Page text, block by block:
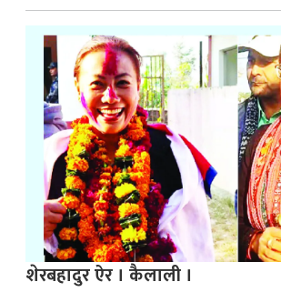
शेरबहादुर ऐर । कैलाली ।